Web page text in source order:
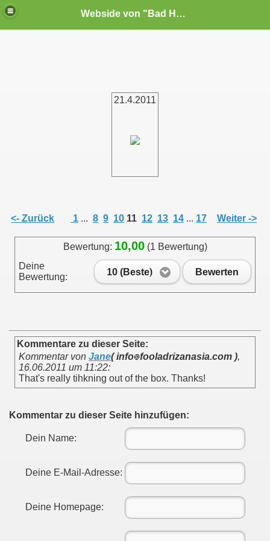
Webside von "Bad Habit"e.V. Noschkowitz
21.4.2011
<- Zurück 1 ... 8 9 10 11 12 13 14 ... 17 Weiter ->
Bewertung: 10,00(1 Bewertung)
Deine
Bewertung:
10 (Beste) Bewerten
Kommentare zu dieser Seite:
Kommentar von Jane( info fooladrizanasia.com ),
16.06.2011 um 11:22:
That's really tihkning out of the box. Thanks!
Kommentar zu dieser Seite hinzufügen:
Dein Name:
Deine E-Mail-Adresse:
Deine Homepage: